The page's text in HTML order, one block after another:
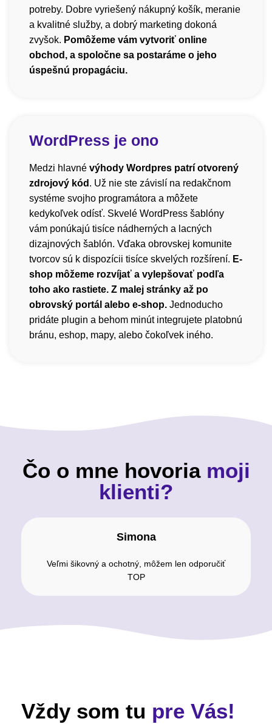
potreby. Dobre vyriešený nákupný košík, meranie
a kvalitné služby, a dobrý marketing dokoná
zvyšok. Pomôžeme vám vytvoriť online
obchod, a spoločne sa postaráme o jeho
úspešnú propagáciu.
WordPress je ono
Medzi hlavné výhody Wordpres patrí otvorený
zdrojový kód . Už nie ste závislí na redakčnom
systéme svojho programátora a môžete
kedykoľvek odísť. Skvelé WordPress šablóny
vám ponúkajú tisíce nádherných a lacných
dizajnových šablón. Vďaka obrovskej komunite
tvorcov sú k dispozícii tisíce skvelých rozšírení. E-
shop môžeme rozvíjať a vylepšovať podľa
toho ako rastiete. Z malej stránky až po
obrovský portál alebo e-shop. Jednoducho
pridáte plugin a behom minút integrujete platobnú
bránu, eshop, mapy, alebo čokoľvek iného.
Čo o mne hovoriamoji
klienti?
Simona
Veľmi šikovný a ochotný, môžem len odporučiť
TOP
Vždy som tu pre Vás!